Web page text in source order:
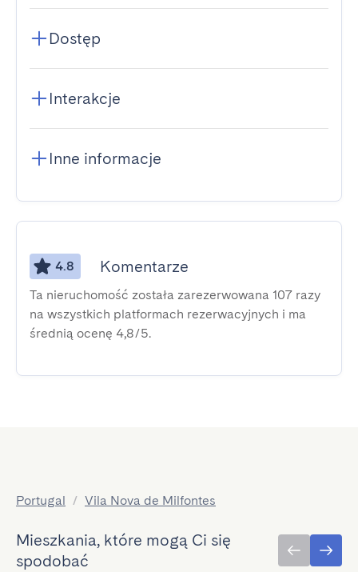
Dostęp
Interakcje
Inne informacje
4.8 Komentarze
Ta nieruchomość została zarezerwowana 107 razy
na wszystkich platformach rezerwacyjnych i ma
średnią ocenę 4,8/5.
Portugal / Vila Nova de Milfontes
Mieszkania, które mogą Ci się
spodobać